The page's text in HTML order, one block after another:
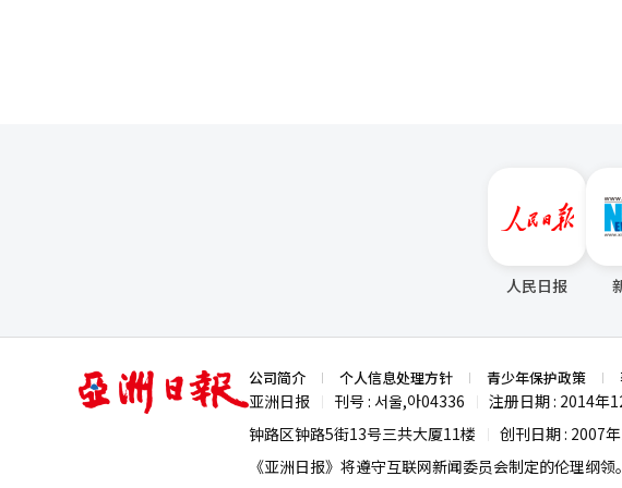
人民日报
亚
洲
日
公司简介 个人信息处理方针 青少年保护政策
亚洲日报 刊号 : 서울,아04336 注册日期 : 2014年
钟路区钟路5街13号三共大厦11楼
创刊日期 : 2007
《亚洲日报》将遵守互联网新闻委员会制定的伦理纲领。